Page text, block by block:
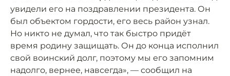
увидели его на поздравлении президента. Он
был объектом гордости, его весь район узнал.
Но никто не думал, что так быстро придёт
время родину защищать. Он до конца исполнил
свой воинский долг, поэтому мы его запомним
надолго, вернее, навсегда», — сообщил на